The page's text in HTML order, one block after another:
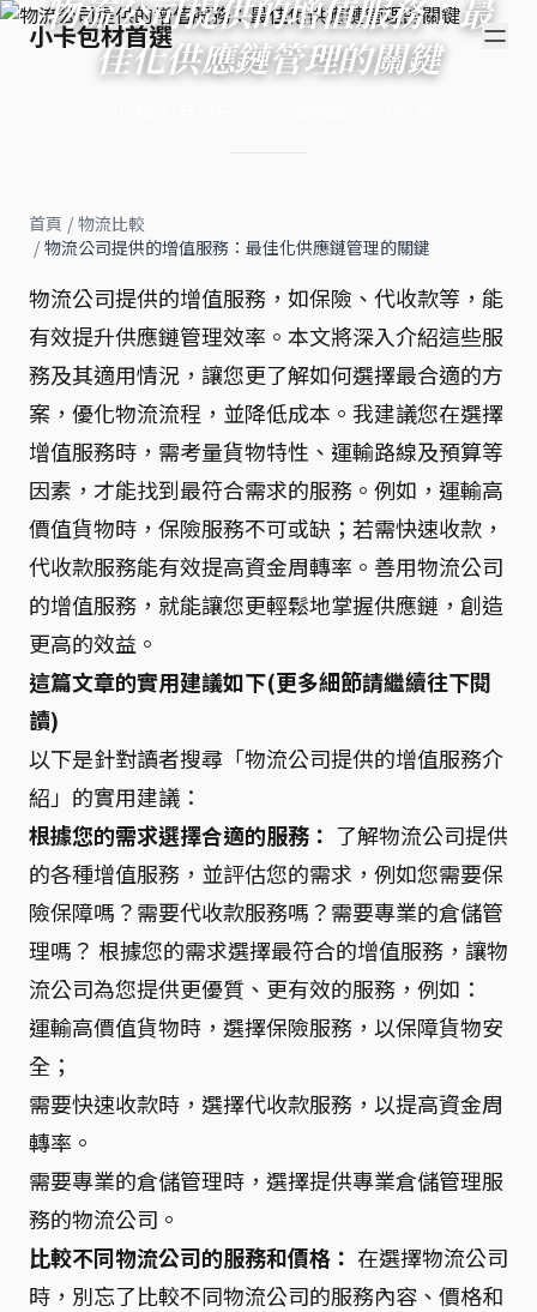
小卡包材首選
物流公司提供的增值服務：最
佳化供應鏈管理的關鍵
首頁 / 物流比較
/ 物流公司提供的增值服務：最佳化供應鏈管理的關鍵
物流公司提供的增值服務，如保險、代收款等，能
有效提升供應鏈管理效率。本文將深入介紹這些服
務及其適用情況，讓您更了解如何選擇最合適的方
案，優化物流流程，並降低成本。我建議您在選擇
增值服務時，需考量貨物特性、運輸路線及預算等
因素，才能找到最符合需求的服務。例如，運輸高
價值貨物時，保險服務不可或缺；若需快速收款，
代收款服務能有效提高資金周轉率。善用物流公司
的增值服務，就能讓您更輕鬆地掌握供應鏈，創造
更高的效益。
這篇文章的實用建議如下(更多細節請繼續往下閱
讀)
以下是針對讀者搜尋「物流公司提供的增值服務介
紹」的實用建議：
根據您的需求選擇合適的服務： 了解物流公司提供
的各種增值服務，並評估您的需求，例如您需要保
險保障嗎？需要代收款服務嗎？需要專業的倉儲管
理嗎？ 根據您的需求選擇最符合的增值服務，讓物
流公司為您提供更優質、更有效的服務，例如：
運輸高價值貨物時，選擇保險服務，以保障貨物安
全；
需要快速收款時，選擇代收款服務，以提高資金周
轉率。
需要專業的倉儲管理時，選擇提供專業倉儲管理服
務的物流公司。
比較不同物流公司的服務和價格： 在選擇物流公司
時，別忘了比較不同物流公司的服務內容、價格和